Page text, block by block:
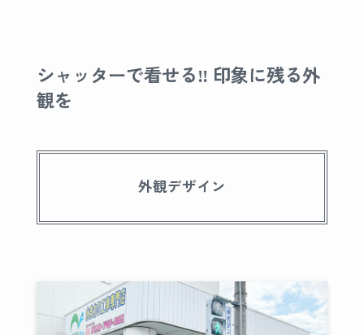
シャッターで看せる‼︎ 印象に残る外
観を
外観デザイン